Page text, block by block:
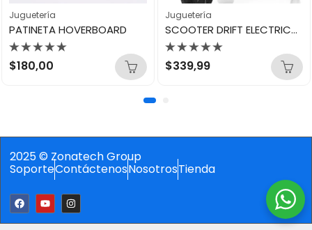
Juguetería
PATINETA HOVERBOARD
Valorado
con
$180,00
Juguetería
SCOOTER DRIFT ELECTRICO 360º
Valorado
con
$339,99
2025 © Zonatech Group
SoporteContáctenosNosotrosTienda